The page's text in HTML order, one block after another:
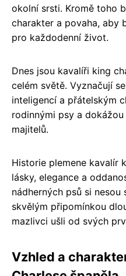
okolní srsti. Kromě toho
charakter a povaha, aby
pro každodenní život.
Dnes jsou kavalíři king
celém světě. Vyznačují
inteligencí a přátelským
rodinnými psy a
majitelů.
Historie plemene kavalír
lásky, elegance a
nádherných psů si
skvělým připomínkou
mazlivci ušli od svých
Vzhled a